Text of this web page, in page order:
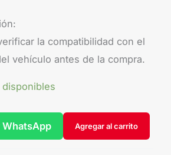
la compatibilidad con el
vehículo antes de la compra.
disponibles
Agregar al carrito